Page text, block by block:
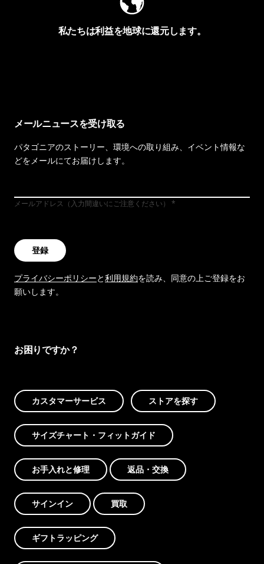
私たちは利益を地球に還元します。
メールニュースを受け取る
パタゴニアのストーリー、環境への取り組み、イベント情報な
どをメールにてお届けします。
メールアドレス（入力間違いにご注意ください）
登録
プライバシーポリシーと利用規約を読み、同意の上ご登録をお
願いします。
お困りですか？
カスタマーサービス ストアを探す
サイズチャート・フィットガイド
お手入れと修理 返品・交換
サインイン 買取
ギフトラッピング